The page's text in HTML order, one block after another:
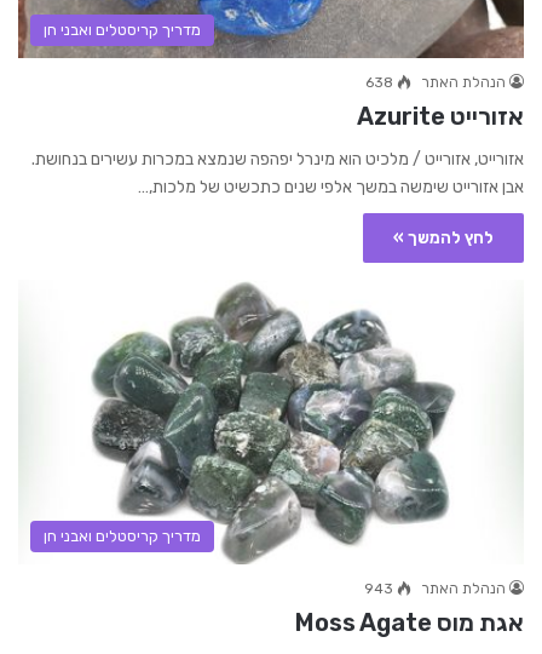
מדריך קריסטלים ואבני חן
הנהלת האתר 638
אזורייט Azurite
אזורייט, אזורייט / מלכיט הוא מינרל יפהפה שנמצא במכרות עשירים בנחושת.
אבן אזורייט שימשה במשך אלפי שנים כתכשיט של מלכות,…
לחץ להמשך »
מדריך קריסטלים ואבני חן
הנהלת האתר 943
אגת מוס Moss Agate